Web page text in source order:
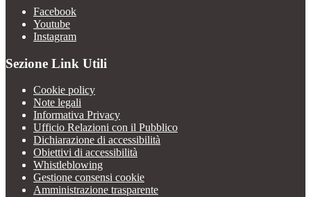
Facebook
Youtube
Instagram
Sezione Link Utili
Cookie policy
Note legali
Informativa Privacy
Ufficio Relazioni con il Pubblico
Dichiarazione di accessibilità
Obiettivi di accessibilità
Whistleblowing
Gestione consensi cookie
Amministrazione trasparente